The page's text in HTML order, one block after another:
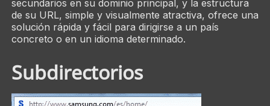
secundarios en su dominio principal, y la estructura
de su URL, simple y visualmente atractiva, ofrece una
solución rápida y fácil para dirigirse a un país
concreto o en un idioma determinado.
Subdirectorios